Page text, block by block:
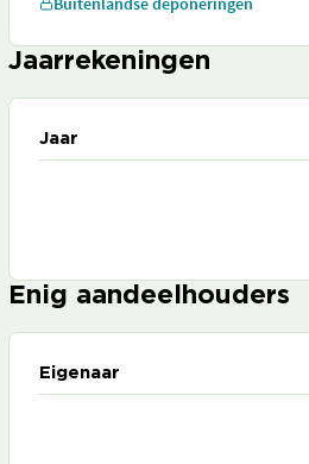
Jaarrekeningen
Jaar
Enig aandeelhouders
Eigenaar